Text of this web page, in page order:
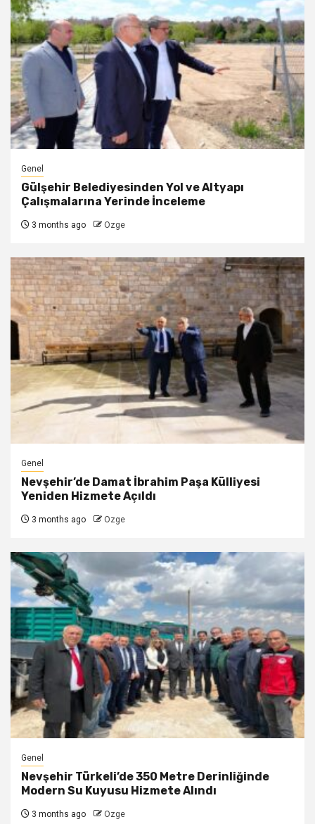
Genel
Gülşehir Belediyesinden Yol ve Altyapı
Çalışmalarına Yerinde İnceleme
3 months ago Ozge
Genel
Nevşehir’de Damat İbrahim Paşa Külliyesi
Yeniden Hizmete Açıldı
3 months ago Ozge
Genel
Nevşehir Türkeli’de 350 Metre Derinliğinde
Modern Su Kuyusu Hizmete Alındı
3 months ago Ozge